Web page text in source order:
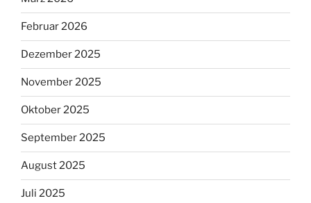
Februar 2026
Dezember 2025
November 2025
Oktober 2025
September 2025
August 2025
Juli 2025